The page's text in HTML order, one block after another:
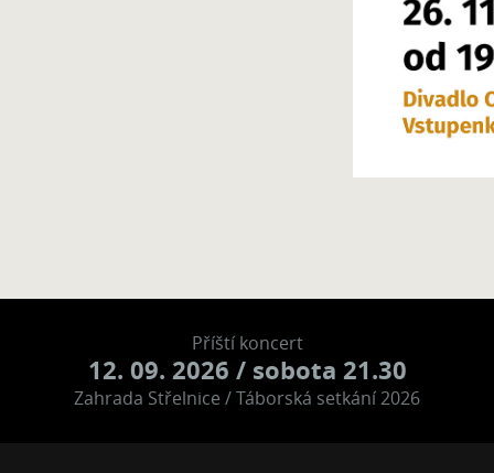
Příští koncert
12. 09. 2026 / sobota 21.30
Zahrada Střelnice / Táborská setkání 2026